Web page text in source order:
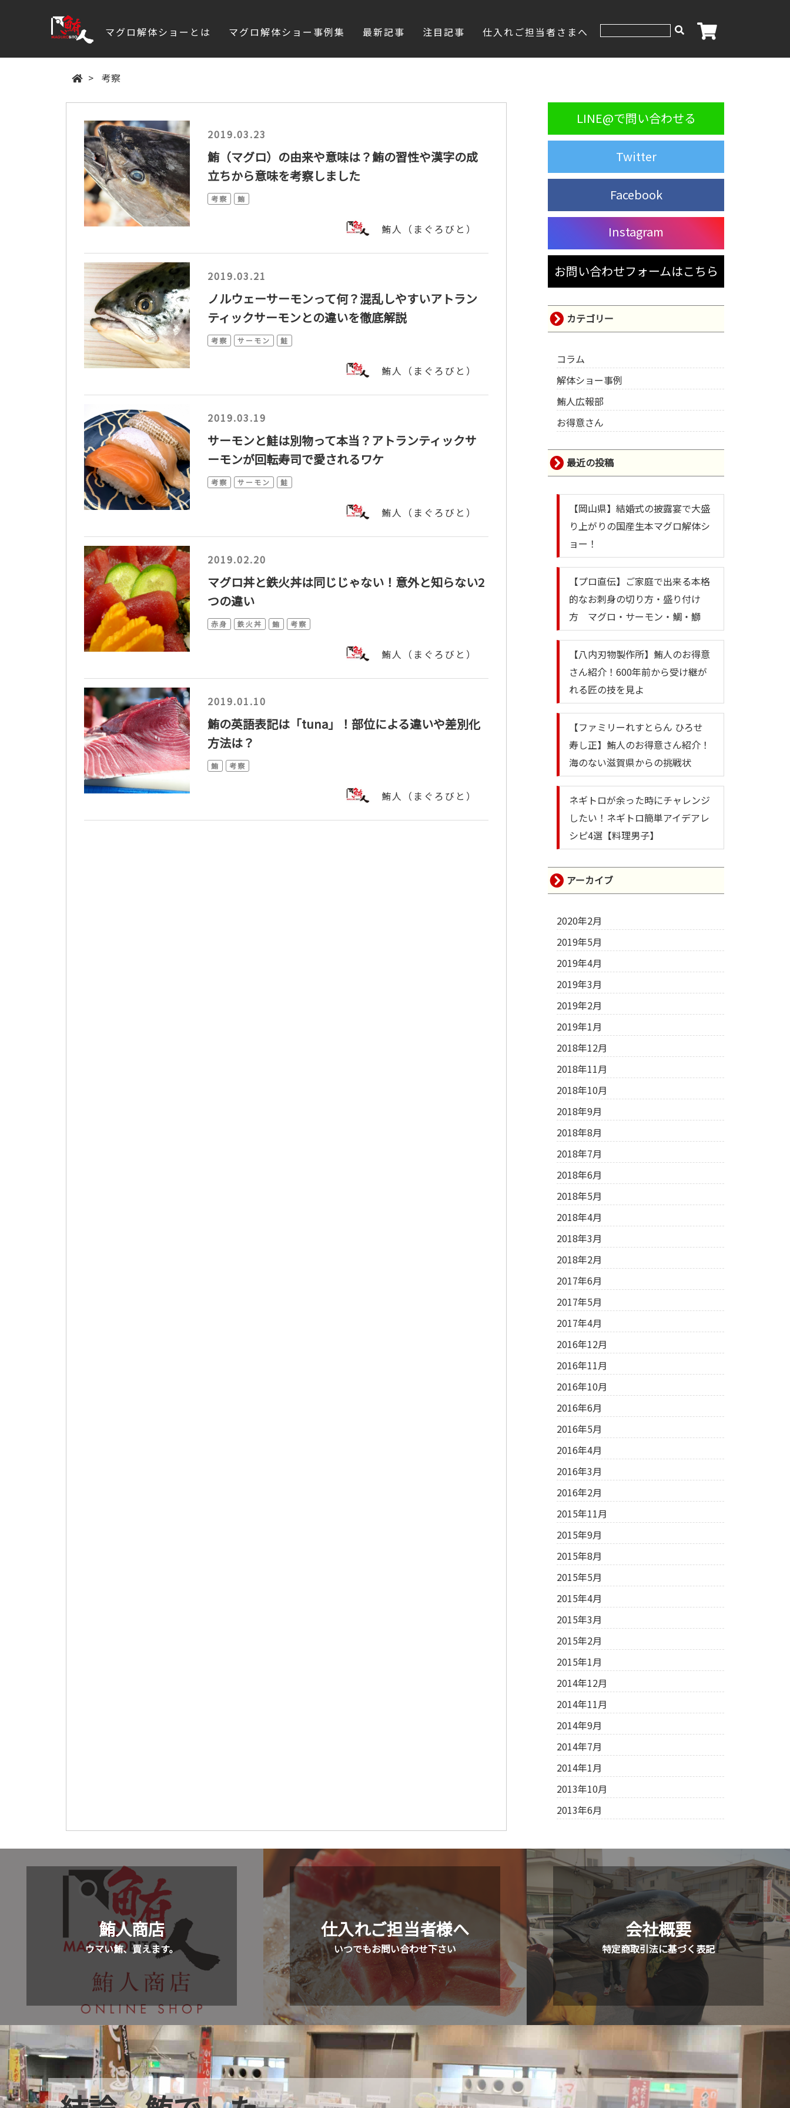
マグロ解体ショーとは マグロ解体ショー事例集 最新記事 注目記事 仕入れご担当者さまへ
> 考察
2019.03.23
鮪（マグロ）の由来や意味は？鮪の習性や漢字の成
立ちから意味を考察しました
考察 鮪
鮪人（まぐろびと）
2019.03.21
ノルウェーサーモンって何？混乱しやすいアトラン
ティックサーモンとの違いを徹底解説
考察 サーモン 鮭
鮪人（まぐろびと）
2019.03.19
サーモンと鮭は別物って本当？アトランティックサ
ーモンが回転寿司で愛されるワケ
考察 サーモン 鮭
鮪人（まぐろびと）
2019.02.20
マグロ丼と鉄火丼は同じじゃない！意外と知らない2
つの違い
赤身 鉄火丼 鮪 考察
鮪人（まぐろびと）
2019.01.10
鮪の英語表記は「tuna」！部位による違いや差別化
方法は？
鮪 考察
鮪人（まぐろびと）
LINE@で問い合わせる
Twitter
Facebook
Instagram
お問い合わせフォームはこちら
カテゴリー
コラム
解体ショー事例
鮪人広報部
お得意さん
最近の投稿
【岡山県】結婚式の披露宴で大盛
り上がりの国産生本マグロ解体シ
ョー！
【プロ直伝】ご家庭で出来る本格
的なお刺身の切り方・盛り付け
方 マグロ・サーモン・鯛・鰤
【八内刃物製作所】鮪人のお得意
さん紹介！600年前から受け継が
れる匠の技を見よ
【ファミリーれすとらん ひろせ
寿し正】鮪人のお得意さん紹介！
海のない滋賀県からの挑戦状
ネギトロが余った時にチャレンジ
したい！ネギトロ簡単アイデアレ
シピ4選【料理男子】
アーカイブ
2020年2月
2019年5月
2019年4月
2019年3月
2019年2月
2019年1月
2018年12月
2018年11月
2018年10月
2018年9月
2018年8月
2018年7月
2018年6月
2018年5月
2018年4月
2018年3月
2018年2月
2017年6月
2017年5月
2017年4月
2016年12月
2016年11月
2016年10月
2016年6月
2016年5月
2016年4月
2016年3月
2016年2月
2015年11月
2015年9月
2015年8月
2015年5月
2015年4月
2015年3月
2015年2月
2015年1月
2014年12月
2014年11月
2014年9月
2014年7月
2014年1月
2013年10月
2013年6月
鮪人商店
ウマい鮪、買えます。
仕入れご担当者様へ
いつでもお問い合わせ下さい
会社概要
特定商取引法に基づく表記